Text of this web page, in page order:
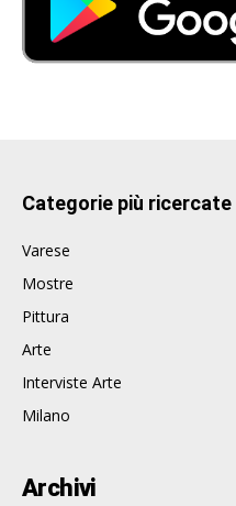
Categorie più ricercate
Varese
Mostre
Pittura
Arte
Interviste Arte
Milano
Archivi